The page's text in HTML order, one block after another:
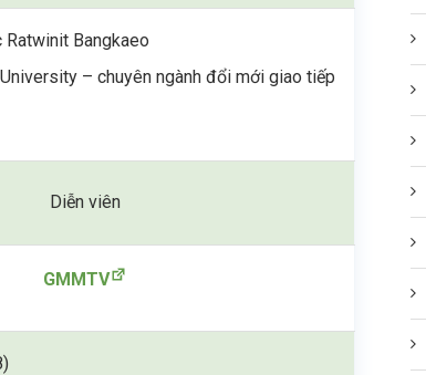
Ratwinit Bangkaeo
– chuyên ngành đổi mới giao tiếp
Diễn viên
GMMTV